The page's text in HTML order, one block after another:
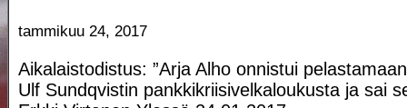
tammikuu 24, 2017
Aikalaistodistus: ”Arja Alho onnistui
Ulf Sundqvistin pankkikriisivelkaloukusta ja sai